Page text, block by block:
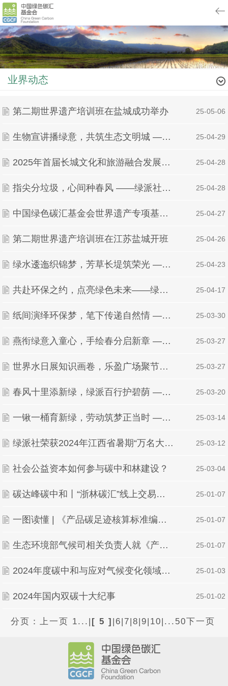
业界动态
第二期世界遗产培训班在盐城成功举办 | 25-05-06
生物宣讲播绿意，共筑生态文明城 ——江西财经大学绿派社开展生物多样性保护科普活动 | 25-04-29
2025年首届长城文化和旅游融合发展大会践行“碳中和”行动并发布碳中和报告 | 25-04-28
指尖分垃圾，心间种春风 ——绿派社垃圾分类环保课堂 | 25-04-28
中国绿色碳汇基金会世界遗产专项基金2025年首次执委会会议在盐城召开 | 25-04-27
第二期世界遗产培训班在江苏盐城开班​ | 25-04-26
绿水逶迤织锦梦，芳草长堤筑荣光 ——绿派社摘得十佳社团团支部桂冠 | 25-04-23
共赴环保之约，点亮绿色未来——绿派社“星光荧夜・绿色接力”地球一小时节能主题活动 | 25-04-17
纸间演绎环保梦，笔下传递自然情 ——绿派社“触纸生情：手作环保情书”植树节活动 | 25-03-30
燕衔绿意入童心，手绘春分启新章 ——绿派社春分主题环保课堂 | 25-03-27
世界水日展知识画卷，乐盈广场聚节水力量 ——绿派社世界水日宣讲活动圆满举行 | 25-03-27
春风十里添新绿，绿派百行护碧荫 ——江西财经大学绿派社开展植树节系列活动 | 25-03-20
一锹一桶育新绿，劳动筑梦正当时 ——绿派社植树节主题实践活动 | 25-03-14
绿派社荣获2024年江西省暑期“万名大学生进千站”文明志愿服务项目优秀实践成果 | 25-03-12
社会公益资本如何参与碳中和林建设？ | 25-03-04
碳达峰碳中和丨“浙林碳汇”线上交易实现新突破 | 25-01-07
一图读懂 | 《产品碳足迹核算标准编制工作指引》 | 25-01-07
生态环境部气候司相关负责人就《产品碳足迹核算标准编制工作指引》答记者问 | 25-01-07
2024年度碳中和与应对气候变化领域最具影响力“十大事件” | 25-01-03
2024年国内双碳十大纪事 | 25-01-02
分页： 上一页 1... | [ 5 ] | 6| 7|8|9| 10| ...50下一页